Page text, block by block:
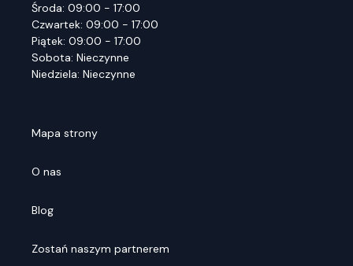
Środa: 09:00 - 17:00
Czwartek: 09:00 - 17:00
Piątek: 09:00 - 17:00
Sobota: Nieczynne
Niedziela: Nieczynne
Mapa strony
O nas
Blog
Zostań naszym partnerem